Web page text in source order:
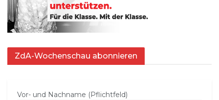
ZdA-Wochenschau abonnieren
Vor- und Nachname (Pflichtfeld)